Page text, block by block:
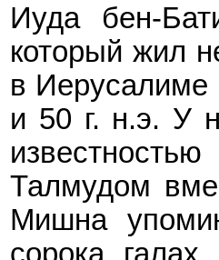
Иуда бен-
который жил
в Иерусалиме
и 50 г. н.э. У
Талмудом
Мишна
сорока